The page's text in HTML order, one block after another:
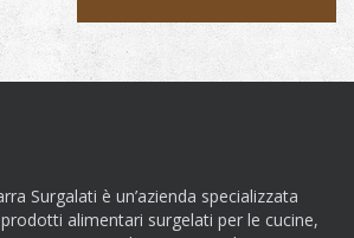
Surgalati è un’azienda specializzata
alimentari surgelati per le cucine,